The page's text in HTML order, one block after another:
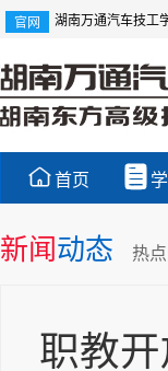
官网 湖南万通汽车技工
首页 
新闻动态 热
职教